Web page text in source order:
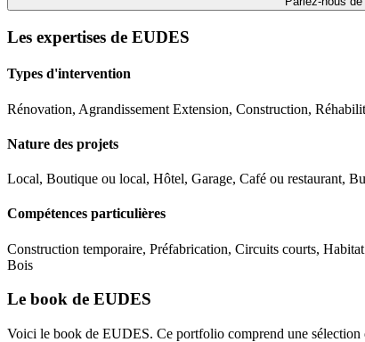
Les expertises de EUDES
Types d'intervention
Rénovation, Agrandissement Extension, Construction,
Nature des projets
Local, Boutique ou local, Hôtel, Garage, Café ou restaurant,
Compétences particulières
Construction temporaire, Préfabrication, Circuits courts,
Bois
Le book de EUDES
Voici le book de EUDES. Ce portfolio comprend une sélection